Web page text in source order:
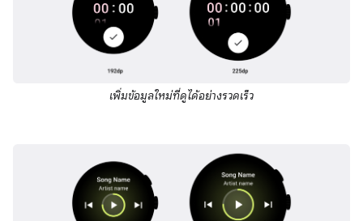
เพิ่มข้อมูลใหม่ที่ดูได้อย่างรวดเร็ว